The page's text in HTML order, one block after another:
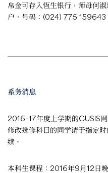
帛金可存入恆生银行，师母何
户，号码：(024) 775 159643
系务消息
2016–17年度上学期的CUSIS
修改选修科目的同学请于指定
续。
本科生课程：2016年9月12日